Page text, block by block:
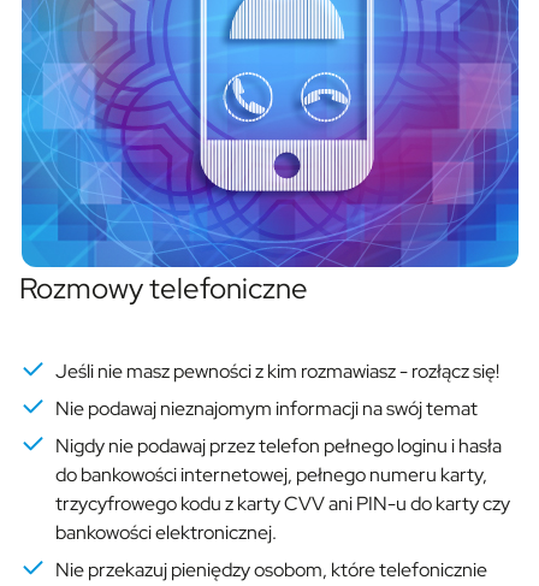
Rozmowy telefoniczne
Jeśli nie masz pewności z kim rozmawiasz - rozłącz się!
Nie podawaj nieznajomym informacji na swój temat
Nigdy nie podawaj przez telefon pełnego loginu i hasła
do bankowości internetowej, pełnego numeru karty,
trzycyfrowego kodu z karty CVV ani PIN-u do karty czy
bankowości elektronicznej.
Nie przekazuj pieniędzy osobom, które telefonicznie